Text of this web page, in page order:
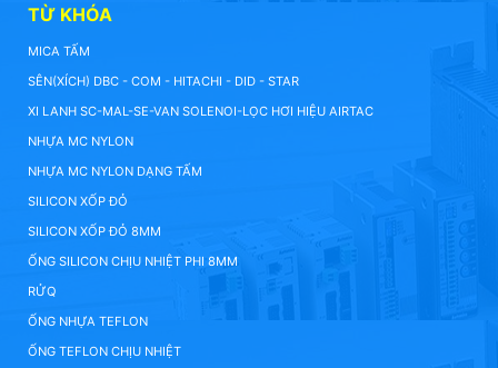
TỪ KHÓA
MICA TẤM
SÊN(XÍCH) DBC - COM - HITACHI - DID - STAR
XI LANH SC-MAL-SE-VAN SOLENOI-LỌC HƠI HIỆU AIRTAC
NHỰA MC NYLON
NHỰA MC NYLON DẠNG TẤM
SILICON XỐP ĐỎ
SILICON XỐP ĐỎ 8MM
ỐNG SILICON CHỊU NHIỆT PHI 8MM
RỬQ
ỐNG NHỰA TEFLON
ỐNG TEFLON CHỊU NHIỆT